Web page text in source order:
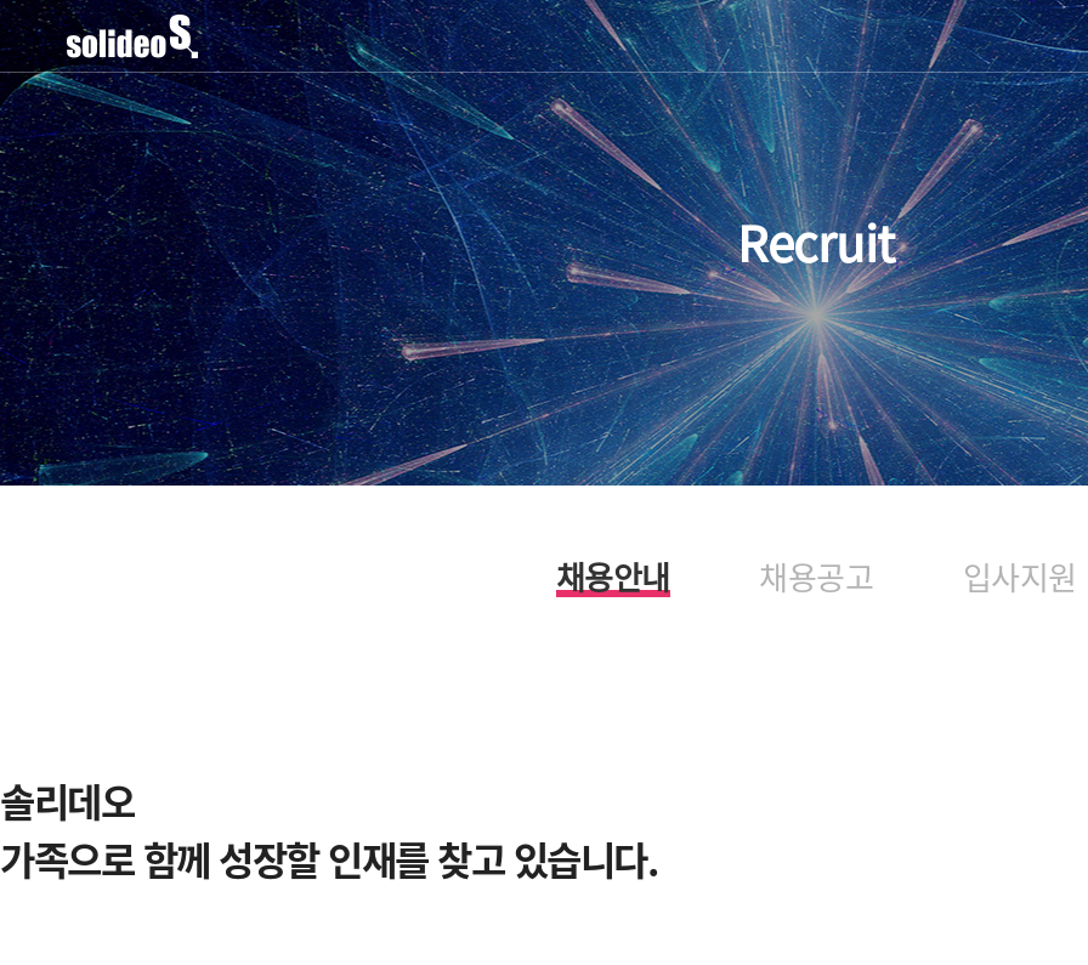
Recruit
채용안내 채용공고 입사지원
솔리데오
가족으로 함께 성장할 인재를찾고 있습니다.